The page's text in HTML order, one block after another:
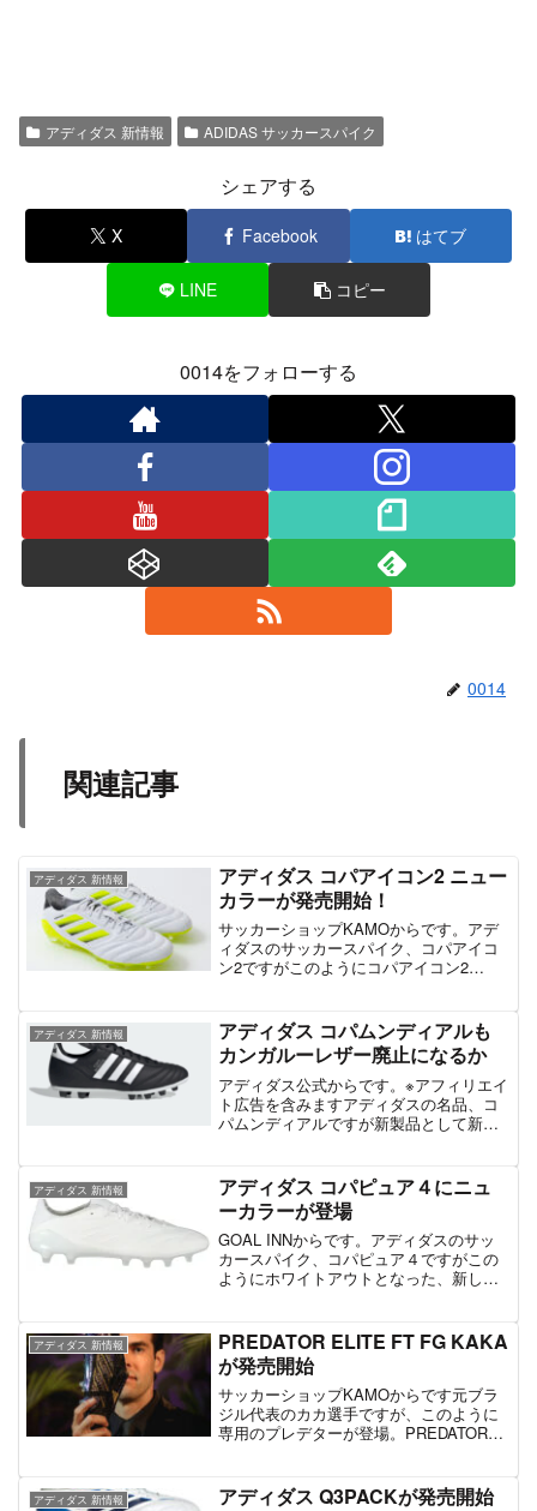
アディダス 新情報 ADIDAS サッカースパイク
シェアする
X Facebook はてブ
LINE コピー
0014をフォローする
0014
関連記事
アディダス 新情報
アディダス コパアイコン2 ニュー
カラーが発売開始！
サッカーショップKAMOからです。アデ
ィダスのサッカースパイク、コパアイコ
ン2ですがこのようにコパアイコン2
既に販売がスタート。先日サッカーショ
ップK...
アディダス 新情報
アディダス コパムンディアルも
カンガルーレザー廃止になるか
アディダス公式からです。※アフィリエイ
ト広告を含みますアディダスの名品、コ
パムンディアルですが新製品として新し
うくくりになっている模様。 そしてよく
よく見てみると、製品...
アディダス 新情報
アディダス コパピュア４にニュ
ーカラーが登場
GOAL INNからです。アディダスのサッ
カースパイク、コパピュア４ですがこの
ようにホワイトアウトとなった、新しい
展開は不明。シンプルですが、好きな人
も多いホワイトア...
アディダス 新情報
PREDATOR ELITE FT FG KAKA
が発売開始
サッカーショップKAMOからです元ブラ
ジル代表のカカ選手ですが、このように
専用のプレデターが登場。PREDATOR
と、プレミアムな価格。デザイン...
アディダス 新情報 アディダス Q3PACKが発売開始